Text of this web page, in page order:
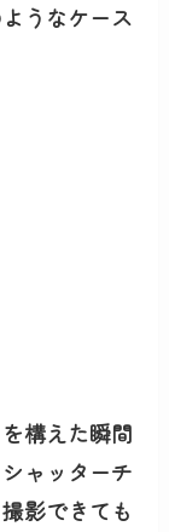
うなケース
構えた瞬間
ャッターチ
影できても